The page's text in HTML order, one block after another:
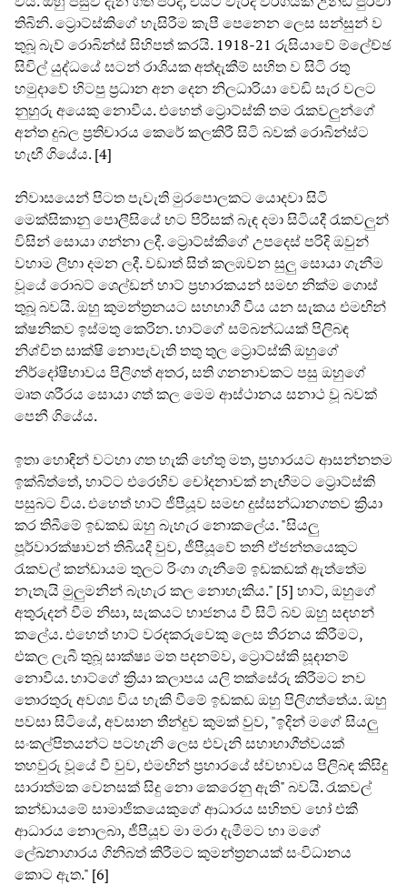
තිබිනි. ට්‍රොට්ස්කිගේ හැසිරීම කැපී පෙනෙන ලෙස සන්සුන් ව
තුබූ බැව් රොබින්ස් සිහිපත් කරයි. 1918-21 රුසියාවේ ම්ලේච්ඡ
සිවිල් යුද්ධයේ සටන් රාශියක අත්දැකීම් සහිත ව සිටි රතු
හමුදාවේ හිටපු ප්‍රධාන අන දෙන නිලධාරියා වෙඩි සැර වලට
නුහුරු අයෙකු නොවීය. එහෙත් ට්‍රොට්ස්කි තම රැකවලුන්ගේ
අන්ත දුබල ප්‍රතිචාරය කෙරේ කලකිරී සිටි බවක් රොබින්ස්ට
හැඟී ගියේය. [4]
නිවාසයෙන් පිටත පැවැති මුරපොලකට යොදවා සිටි
මෙක්සිකානු පොලීසියේ භට පිරිසක් බැඳ දමා සිටියදී රැකවලුන්
විසින් සොයා ගන්නා ලදී. ට්‍රොට්ස්කිගේ උපදෙස් පරිදි ඔවුන්
වහාම ලිහා දමන ලදී. වඩාත් සිත් කලඹවන සුලු සොයා ගැනීම
වූයේ රොබට් ශෙල්ඩන් හාට් ප්‍රහාරකයන් සමඟ නික්ම ගොස්
තුබූ බවයි. ඔහු කුමන්ත්‍රනයට සහභාගී වීය යන සැකය එමඟින්
ක්ෂනිකව ඉස්මතු කෙරින. හාට්ගේ සම්බන්ධයක් පිලිබඳ
නිශ්චිත සාක්ෂි නොපැවැති තතු තුල ට්‍රොට්ස්කි ඔහුගේ
නිර්දෝෂීභාවය පිලිගත් අතර, සති ගනනාවකට පසු ඔහුගේ
මෘත ශරීරය සොයා ගත් කල මෙම ආස්ථානය සනාථ වූ බවක්
පෙනී ගියේය.
ඉතා හොඳින් වටහා ගත හැකි හේතු මත, ප්‍රහාරයට ආසන්නතම
ඉක්බිත්තේ, හාට්ට එරෙහිව චෝදනාවක් නැඟීමට ට්‍රොට්ස්කි
පසුබට විය. එහෙත් හාට් ජීපීයූව සමඟ දුස්සන්ධානගතව ක්‍රියා
කර තිබීමේ ඉඩකඩ ඔහු බැහැර නොකලේය. "සියලු
පූර්වාරක්ෂාවන් තිබියදී වුව, ජීපීයූවේ තනි ඒජන්තයෙකුට
රැකවල් කන්ඩායම තුලට රිංගා ගැනීමේ ඉඩකඩක් ඇත්තේම
නැතැයි මුලුමනින් බැහැර කල නොහැකිය." [5] හාට්, ඔහුගේ
අතුරුදන් වීම නිසා, සැකයට භාජනය වී සිටි බව ඔහු සඳහන්
කලේය. එහෙත් හාට් වරදකරුවෙකු ලෙස තීරනය කිරීමට,
එකල ලැබී තුබූ සාක්ෂ්‍ය මත පදනම්ව, ට්‍රොට්ස්කි සූදානම්
නොවීය. හාට්ගේ ක්‍රියා කලාපය යලි තක්සේරු කිරීමට නව
තොරතුරු අවශ්‍ය විය හැකි වීමේ ඉඩකඩ ඔහු පිලිගත්තේය. ඔහු
පවසා සිටියේ, අවසාන තීන්දුව කුමක් වුව, "ඉදින් මගේ සියලු
සංකල්පිතයන්ට පටහැනි ලෙස එවැනි සහාභාගීත්වයක්
තහවුරු වූයේ වී වුව, එමඟින් ප්‍රහාරයේ ස්වභාවය පිලිබඳ කිසිදු
සාරාත්මක වෙනසක් සිදු නො කෙරෙනු ඇති" බවයි. රැකවල්
කන්ඩායමේ සාමාජිකයෙකුගේ ආධාරය සහිතව හෝ එකී
ආධාරය නොලබා, ජීපීයූව මා මරා දැමීමට හා මගේ
ලේඛනාගාරය ගිනිබත් කිරීමට කුමන්ත්‍රනයක් සංවිධානය
කොට ඇත." [6]